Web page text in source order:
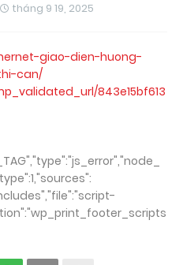
tháng 9 19, 2025
giao-dien-huong-
can/
843e15bf613